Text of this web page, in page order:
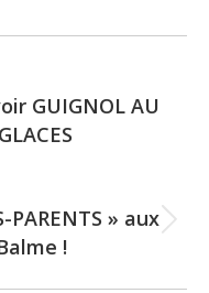
GUIGNOL AU
PARENTS » aux
!